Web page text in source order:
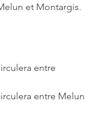
et Montargis.
entre
entre Melun